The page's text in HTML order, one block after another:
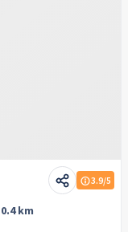
3.9/5
0.4 km